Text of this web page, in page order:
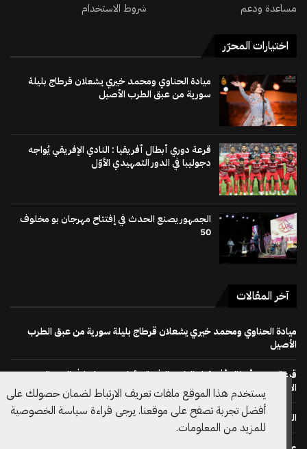
مساعدة ودعم
شروط الاستخدام
اختيارات المحرّر
ميادة الحناوي ومحمد خيري يشعلان قرطاج بليلة
سورية من عبق الطرب الأصيل
قرعة دوري أبطال أفريقيا : النادي الإفريقي يُواجه
دجوليبا في الدور التمهيدي الأوّل
الجمهور يصنع الحدث في إفتتاح مهرجان بو مخلوف
50
آخر المقالات
ميادة الحناوي ومحمد خيري يشعلان قرطاج بليلة سورية من عبق الطرب
الأصيل
قرعة دوري أبطال أفريقيا : النادي الإفريقي يُواجه دجوليبا في الدور التمهيدي
الأوّل
الجمهور يصنع الحدث في إفتتاح مهرجان بو مخلوف 50
يستخدم هذا الموقع ملفات تعريف الارتباط لضمان حصولك على
أفضل تجربة تصفح على موقعنا. يرجى قراءة سياسة الخصوصية
للمزيد من المعلومات.